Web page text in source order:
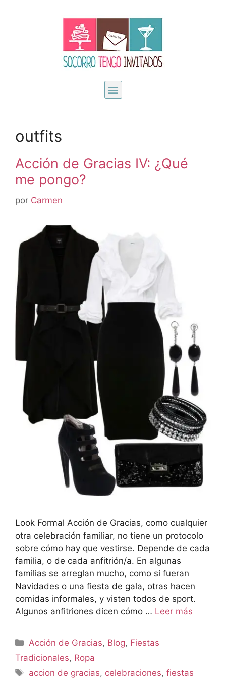
outfits
Acción de Gracias IV: ¿Qué
me pongo?
por Carmen
Look Formal Acción de Gracias, como cualquier
otra celebración familiar, no tiene un protocolo
sobre cómo hay que vestirse. Depende de cada
familia, o de cada anfitrión/a. En algunas
familias se arreglan mucho, como si fueran
Navidades o una fiesta de gala, otras hacen
comidas informales, y visten todos de sport.
Algunos anfitriones dicen cómo … Leer más
Acción de Gracias, Blog, Fiestas
Tradicionales, Ropa
accion de gracias, celebraciones,fiestas